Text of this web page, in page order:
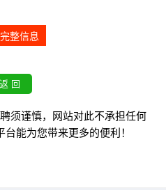
整信息
须谨慎，网站对此不承担任何
能为您带来更多的便利！